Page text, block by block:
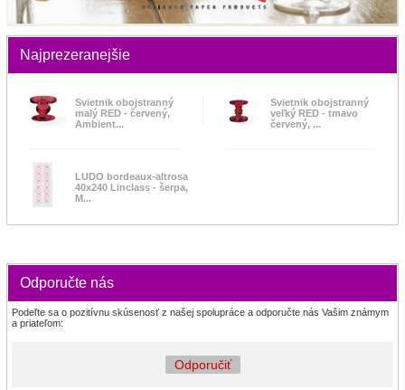
Najprezeranejšie
Svietnik obojstranný
malý RED - červený,
Ambient...
Svietnik obojstranný
veľký RED - tmavo
červený, ...
LUDO bordeaux-altrosa
40x240 Linclass - šerpa,
M...
Odporučte nás
Podeľte sa o pozitívnu skúsenosť z našej spolupráce a odporučte nás Vašim známym
a priateľom:
Odporučiť